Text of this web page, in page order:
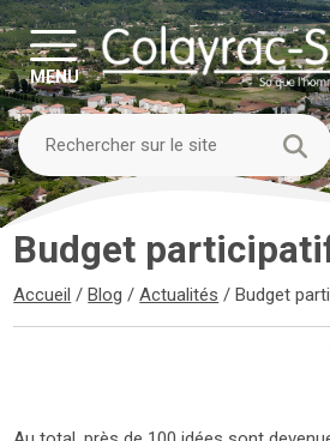
MENU
Budget
Accueil /Blog /Actualités /Budget